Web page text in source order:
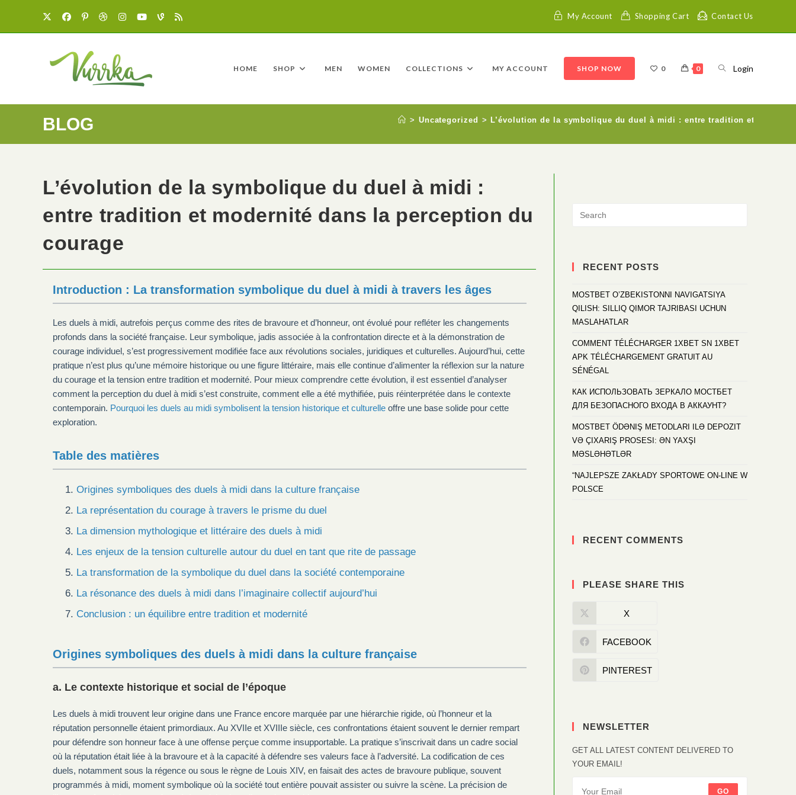
My Account Shopping Cart Contact Us
Login
HOME SHOP MEN WOMEN COLLECTIONS MY ACCOUNT SHOP NOW 0 0
BLOG > Uncategorized > L’évolution de la symbolique du duel à midi : entre tradition et
L’évolution de la symbolique du duel à midi :
entre tradition et modernité dans la perception du
courage
Introduction : La transformation symbolique du duel à midi à travers les âges
Les duels à midi, autrefois perçus comme des rites de bravoure et d’honneur, ont évolué pour refléter les changements
profonds dans la société française. Leur symbolique, jadis associée à la confrontation directe et à la démonstration de
courage individuel, s’est progressivement modifiée face aux révolutions sociales, juridiques et culturelles. Aujourd’hui, cette
pratique n’est plus qu’une mémoire historique ou une figure littéraire, mais elle continue d’alimenter la réflexion sur la nature
du courage et la tension entre tradition et modernité. Pour mieux comprendre cette évolution, il est essentiel d’analyser
comment la perception du duel à midi s’est construite, comment elle a été mythifiée, puis réinterprétée dans le contexte
contemporain. Pourquoi les duels au midi symbolisent la tension historique et culturelleoffre une base solide pour cette
exploration.
Table des matières
Origines symboliques des duels à midi dans la culture française
La représentation du courage à travers le prisme du duel
La dimension mythologique et littéraire des duels à midi
Les enjeux de la tension culturelle autour du duel en tant que rite de passage
La transformation de la symbolique du duel dans la société contemporaine
La résonance des duels à midi dans l’imaginaire collectif aujourd’hui
Conclusion : un équilibre entre tradition et modernité
Origines symboliques des duels à midi dans la culture française
a. Le contexte historique et social de l’époque
Les duels à midi trouvent leur origine dans une France encore marquée par une hiérarchie rigide, où l’honneur et la
réputation personnelle étaient primordiaux. Au XVIIe et XVIIIe siècle, ces confrontations étaient souvent le dernier rempart
pour défendre son honneur face à une offense perçue comme insupportable. La pratique s’inscrivait dans un cadre social
où la réputation était liée à la bravoure et à la capacité à défendre ses valeurs face à l’adversité. La codification de ces
duels, notamment sous la régence ou sous le règne de Louis XIV, en faisait des actes de bravoure publique, souvent
programmés à midi, moment symbolique où la société tout entière pouvait assister ou suivre la scène. La précision de
RECENT POSTS
MOSTBET O’ZBEKISTONNI NAVIGATSIYA
QILISH: SILLIQ QIMOR TAJRIBASI UCHUN
MASLAHATLAR
COMMENT TÉLÉCHARGER 1XBET SN 1XBET
APK TÉLÉCHARGEMENT GRATUIT AU
SÉNÉGAL
КАК ИСПОЛЬЗОВАТЬ ЗЕРКАЛО МОСТБЕТ
ДЛЯ БЕЗОПАСНОГО ВХОДА В АККАУНТ?
MOSTBET ÖDƏNIŞ METODLARI ILƏ DEPOZIT
VƏ ÇIXARIŞ PROSESI: ƏN YAXŞI
MƏSLƏHƏTLƏR
“NAJLEPSZE ZAKŁADY SPORTOWE ON-LINE W
POLSCE
RECENT COMMENTS
PLEASE SHARE THIS
X
FACEBOOK
PINTEREST
NEWSLETTER
GET ALL LATEST CONTENT DELIVERED TO
YOUR EMAIL!
GO